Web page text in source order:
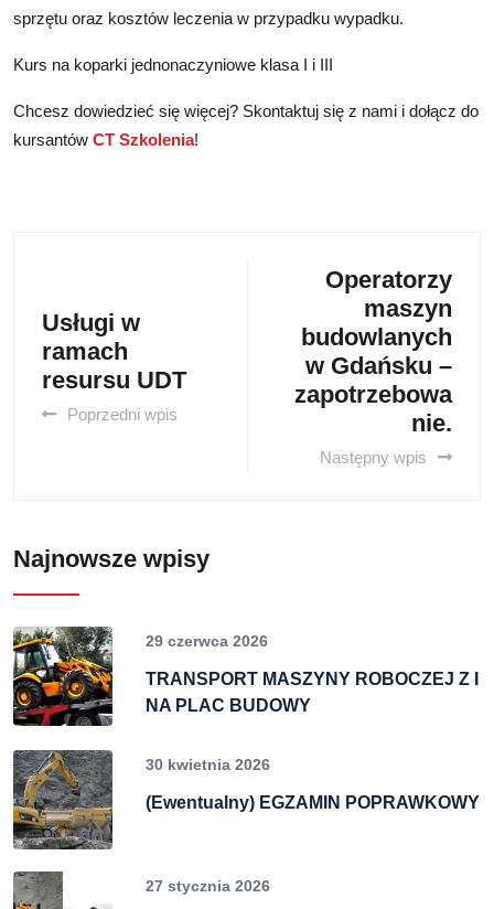
sprzętu oraz kosztów leczenia w przypadku wypadku.
Kurs na koparki jednonaczyniowe klasa I i III
Chcesz dowiedzieć się więcej? Skontaktuj się z nami i dołącz do
kursantów CT Szkolenia!
Usługi w
ramach
resursu UDT
Poprzedni wpis
Operatorzy
maszyn
budowlanych
w Gdańsku –
zapotrzebowa
nie.
Następny wpis
Najnowsze wpisy
29 czerwca 2026
TRANSPORT MASZYNY ROBOCZEJ Z I
NA PLAC BUDOWY
30 kwietnia 2026
(Ewentualny) EGZAMIN POPRAWKOWY
27 stycznia 2026